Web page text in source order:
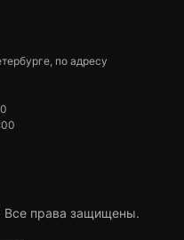
по адресу
Все права защищены.